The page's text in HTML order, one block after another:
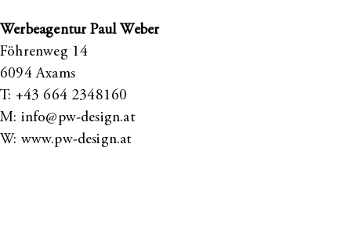
Werbeagentur Paul Weber
Föhrenweg 14
6094 Axams
T: +43 664 2348160
M: info@pw-design.at
W: www.pw-design.at